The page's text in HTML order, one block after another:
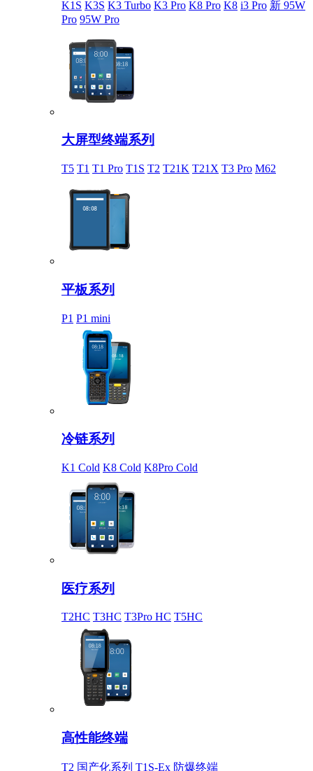
K1S K3S K3 Turbo K3 Pro K8 Pro K8 i3 Pro 新 95W
Pro 95W Pro
大屏型终端系列
T5 T1 T1 Pro T1S T2 T21K T21X T3 Pro M62
平板系列
P1 P1 mini
冷链系列
K1 Cold K8 Cold K8Pro Cold
医疗系列
T2HC T3HC T3Pro HC T5HC
高性能终端
T2 国产化系列 T1S-Ex 防爆终端